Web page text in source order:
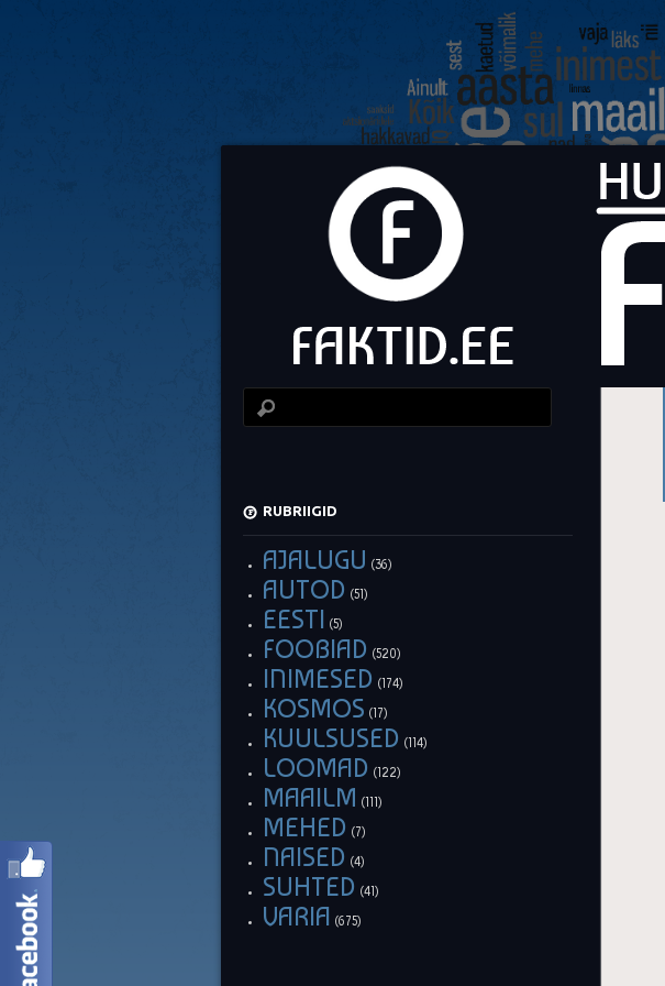
RUBRIIGID
AJALUGU (36)
AUTOD (51)
EESTI (5)
FOOBIAD (520)
INIMESED (174)
KOSMOS (17)
KUULSUSED (114)
LOOMAD (122)
MAAILM (111)
MEHED (7)
NAISED (4)
SUHTED (41)
VARIA (675)